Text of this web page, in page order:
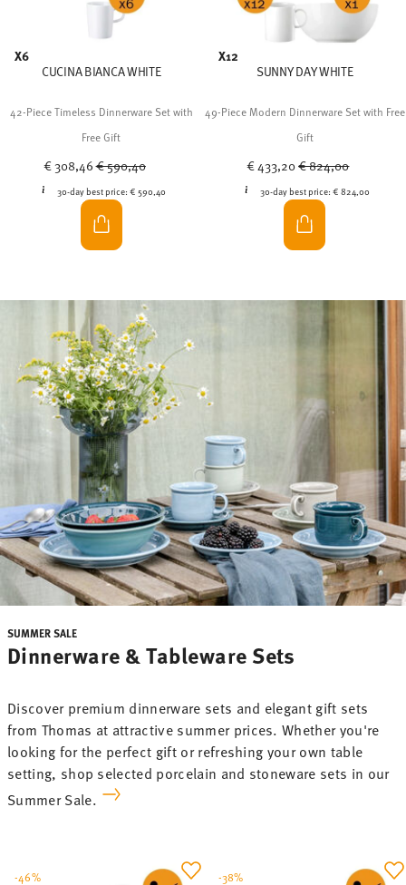
X6
CUCINA BIANCA WHITE
42-Piece Timeless Dinnerware Set with
Free Gift
€ 308,46Price reduced from
€ 590,40
30-day best price: € 590,40
X12
SUNNY DAY WHITE
49-Piece Modern Dinnerware Set with Free
Gift
€ 433,20Price reduced from
€ 824,00
30-day best price: € 824,00
-46% -38%
SUMMER SALE
Dinnerware & Tableware Sets
Discover premium dinnerware sets and elegant gift sets
from Thomas at attractive summer prices. Whether you're
looking for the perfect gift or refreshing your own table
setting, shop selected porcelain and stoneware sets in our
Summer Sale.